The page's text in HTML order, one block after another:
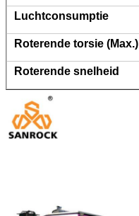
Luchtconsumptie
Roterende torsie (Max.)
Roterende snelheid